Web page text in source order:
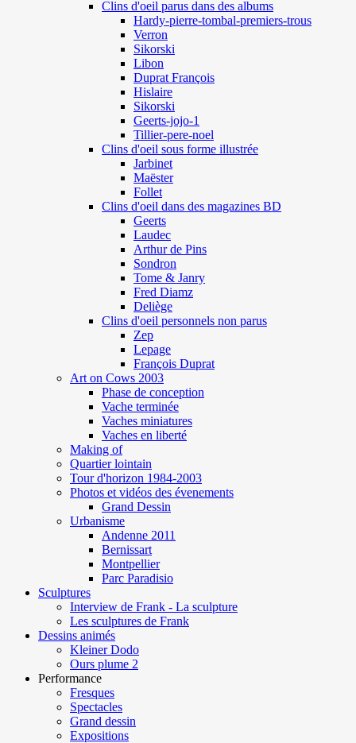
Clins d'oeil parus dans des albums
Hardy-pierre-tombal-premiers-trous
Verron
Sikorski
Libon
Duprat François
Hislaire
Sikorski
Geerts-jojo-1
Tillier-pere-noel
Clins d'oeil sous forme illustrée
Jarbinet
Maëster
Follet
Clins d'oeil dans des magazines BD
Geerts
Laudec
Arthur de Pins
Sondron
Tome & Janry
Fred Diamz
Deliège
Clins d'oeil personnels non parus
Zep
Lepage
François Duprat
Art on Cows 2003
Phase de conception
Vache terminée
Vaches miniatures
Vaches en liberté
Making of
Quartier lointain
Tour d'horizon 1984-2003
Photos et vidéos des évenements
Grand Dessin
Urbanisme
Andenne 2011
Bernissart
Montpellier
Parc Paradisio
Sculptures
Interview de Frank - La sculpture
Les sculptures de Frank
Dessins animés
Kleiner Dodo
Ours plume 2
Performance
Fresques
Spectacles
Grand dessin
Expositions